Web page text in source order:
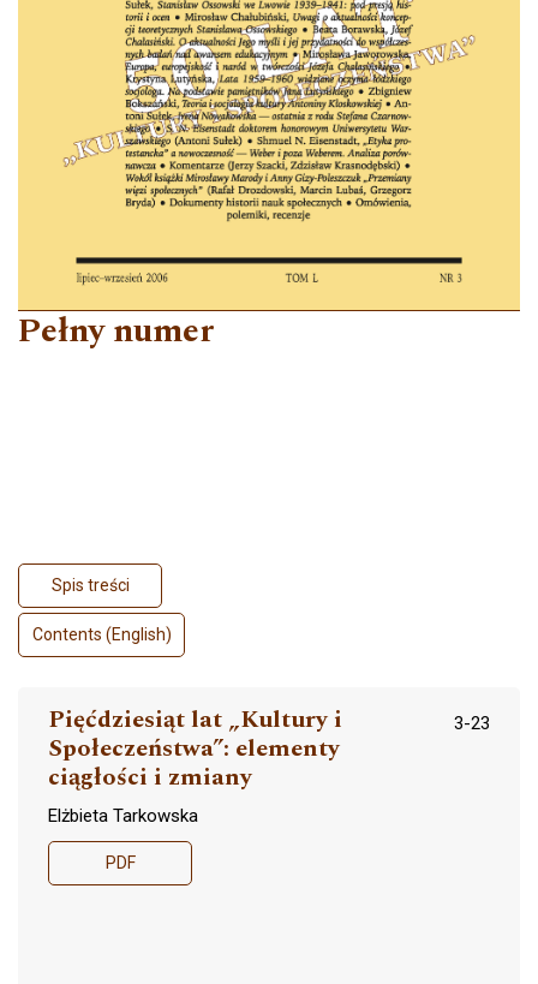
Pełny numer
Spis treści
Contents (English)
Pięćdziesiąt lat „Kultury i
Społeczeństwa”: elementy
ciągłości i zmiany
3-23
Elżbieta Tarkowska
PDF